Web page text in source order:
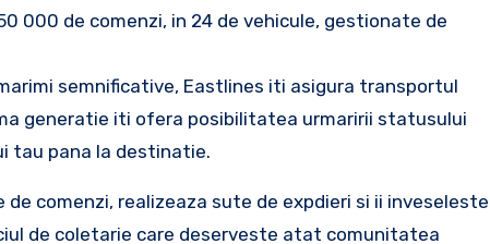
000 de comenzi, in 24 de vehicule, gestionate de
semnificative, Eastlines iti asigura transportul
generatie iti ofera posibilitatea urmaririi statusului
tau pana la destinatie.
comenzi, realizeaza sute de expdieri si ii inveseleste
de coletarie care deserveste atat comunitatea